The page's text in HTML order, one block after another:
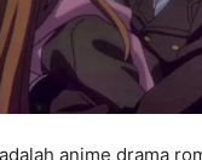
adalah anime drama